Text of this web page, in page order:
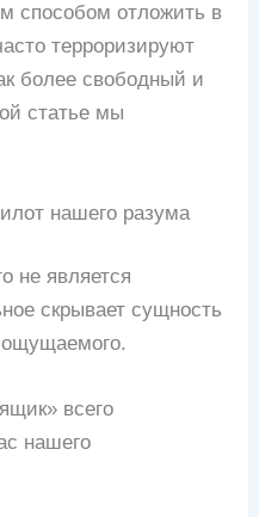
способом отложить в
терроризируют
более свободный и
статье мы
нашего разума
не является
скрывает сущность
ощущаемого.
всего
нашего